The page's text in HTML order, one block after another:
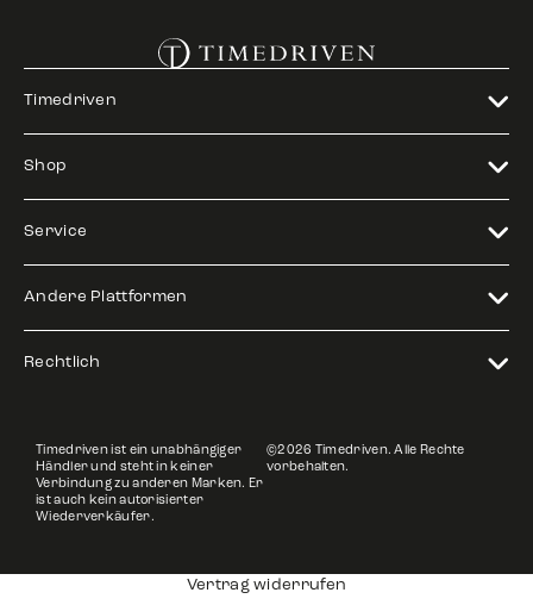
Timedriven
Shop
Service
Andere Plattformen
Rechtlich
Timedriven ist ein unabhängiger
Händler und steht in keiner
Verbindung zu anderen Marken. Er
ist auch kein autorisierter
Wiederverkäufer.
©2026 Timedriven. Alle Rechte
vorbehalten.
Vertrag widerrufen